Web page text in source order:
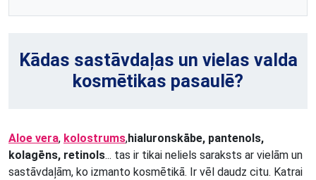
Kādas sastāvdaļas un vielas valda
kosmētikas pasaulē?
Aloe vera, kolostrums,hialuronskābe, pantenols,
kolagēns, retinols... tas ir tikai neliels saraksts ar vielām un
sastāvdaļām, ko izmanto kosmētikā. Ir vēl daudz citu. Katrai